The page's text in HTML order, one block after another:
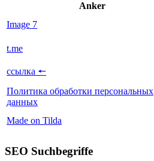
Anker
Image 7
t.me
ссылка 🠔
Политика обработки персональных
данных
Made on Tilda
SEO Suchbegriffe